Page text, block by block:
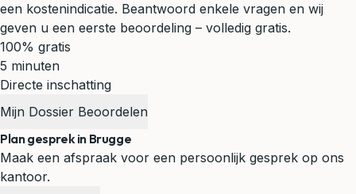
een kostenindicatie. Beantwoord enkele vragen en wij
geven u een eerste beoordeling – volledig gratis.
100% gratis
5 minuten
Directe inschatting
Mijn Dossier Beoordelen
Plan gesprek in Brugge
Maak een afspraak voor een persoonlijk gesprek op ons
kantoor.